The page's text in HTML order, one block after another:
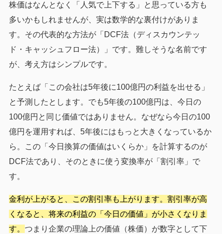
株価はなんとなく「人気で上下する」と思っている方も
多いかもしれませんが、実は数学的な裏付けがありま
す。その代表的な方法が「DCF法（ディスカウンテッ
ド・キャッシュフロー法）」です。難しそうな名前です
が、考え方はシンプルです。
たとえば「この会社は5年後に100億円の利益を出せる」
と予測したとします。でも5年後の100億円は、今日の
100億円と同じ価値ではありません。なぜなら今日の100
億円を運用すれば、5年後にはもっと大きくなっているか
ら。この「今日換算の価値はいくらか」を計算するのが
DCF法であり、そのときに使う変換率が「割引率」で
す。
金利が上がると、この割引率も上がります。割引率が高
くなると、将来の利益の「今日の価値」が小さくなりま
す。 つまり企業の理論上の価値（株価）が数字として下